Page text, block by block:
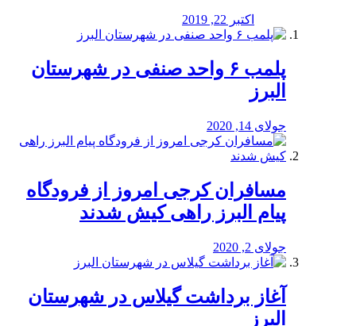
اکتبر 22, 2019
پلمب ۶ واحد صنفی در شهرستان
البرز
جولای 14, 2020
مسافران کرجی امروز از فرودگاه
پیام البرز راهی کیش شدند
جولای 2, 2020
آغاز برداشت گیلاس در شهرستان
البرز